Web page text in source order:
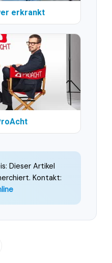
erkrankt
Dieser Artikel
Kontakt: